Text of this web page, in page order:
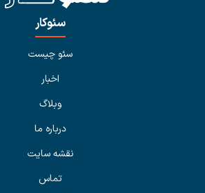
سئوکار
سئو چیست
اخبار
وبلاگ
درباره ما
نقشه سایت
تماس